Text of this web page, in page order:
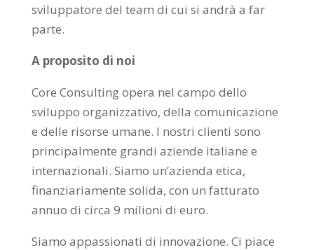
sviluppatore del team di cui si andrà a far
parte.
A proposito di noi
Core Consulting opera nel campo dello
sviluppo organizzativo, della comunicazione
e delle risorse umane. I nostri clienti sono
principalmente grandi aziende italiane e
internazionali. Siamo un’azienda etica,
finanziariamente solida, con un fatturato
annuo di circa 9 milioni di euro.
Siamo appassionati di innovazione. Ci piace